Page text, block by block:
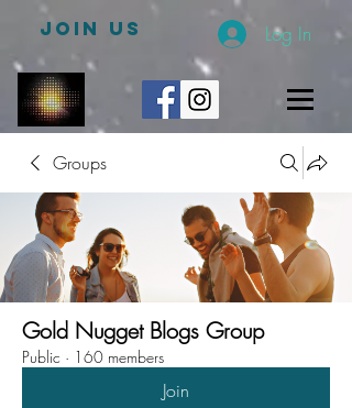
JOIN US Log In
Groups
Gold Nugget Blogs Group
Public · 160 members
Join